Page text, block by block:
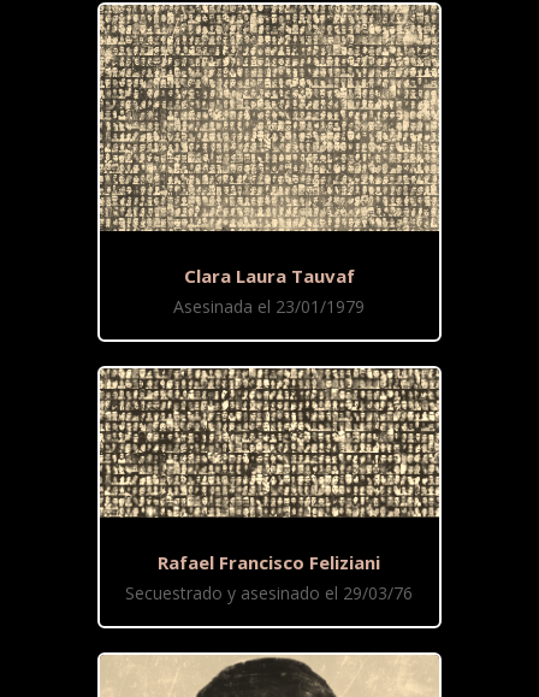
Clara Laura Tauvaf
Asesinada el 23/01/1979
Rafael Francisco Feliziani
Secuestrado y asesinado el 29/03/76